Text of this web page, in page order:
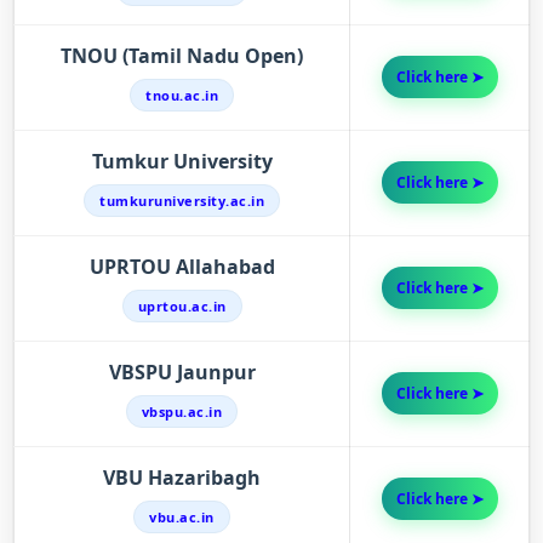
TNOU (Tamil Nadu Open)
tnou.ac.in
Click here ➤
Tumkur University
tumkuruniversity.ac.in
Click here ➤
UPRTOU Allahabad
uprtou.ac.in
Click here ➤
VBSPU Jaunpur
vbspu.ac.in
Click here ➤
VBU Hazaribagh
vbu.ac.in
Click here ➤